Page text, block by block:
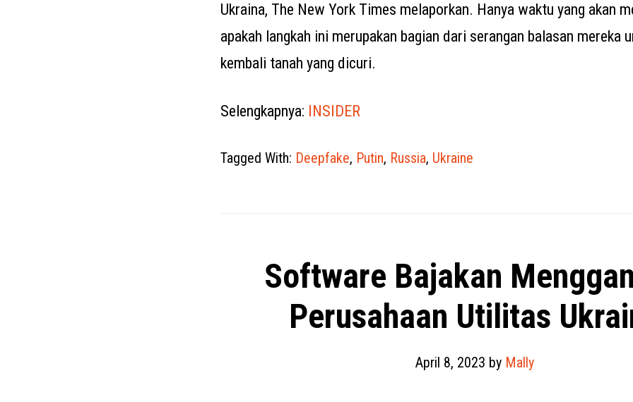
Ukraina, The New York Times melaporkan. Hanya waktu yang akan
apakah langkah ini merupakan bagian dari serangan balasan mereka
kembali tanah yang dicuri.
Selengkapnya: INSIDER
Tagged With: Deepfake, Putin, Russia, Ukraine
Software Bajakan
Perusahaan Utilitas
April 8, 2023 by Mally